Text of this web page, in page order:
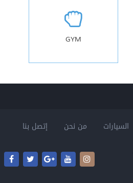
GYM
السيارات من نحن
إتصل بنا